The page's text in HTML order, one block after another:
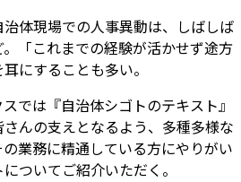
体現場での人事異動は、しばしば
。「これまでの経験が活かせず途方
にすることも多い。
では『自治体シゴトのテキスト』
んの支えとなるよう、多種多様な
業務に精通している方にやりがい
ついてご紹介いただく。